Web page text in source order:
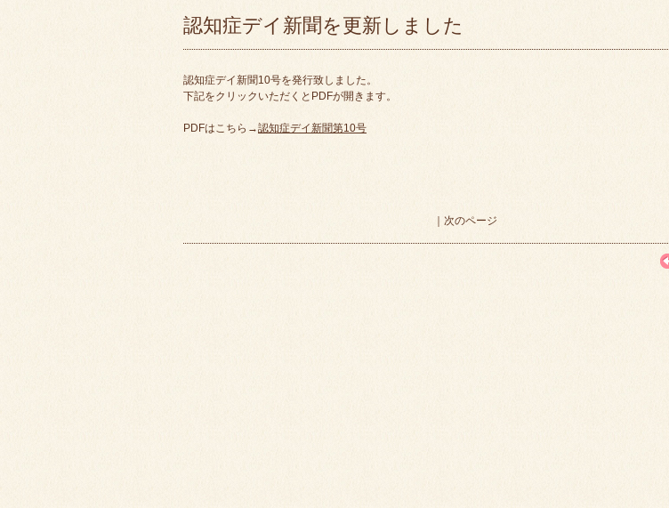
認知症デイ新聞を更新しました
認知症デイ新聞10号を発行致しました。
下記をクリックいただくとPDFが開きます。
PDFはこちら→認知症デイ新聞第10号
次のページ